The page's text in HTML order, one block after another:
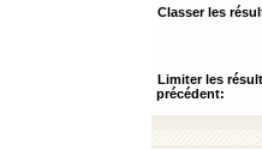
Classer les
Limiter les
précédent: